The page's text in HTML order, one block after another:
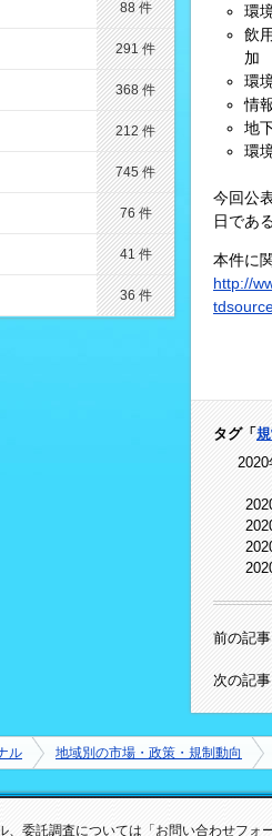
環
飲
加
環
情
地
環
今回公
日であ
本件に
http://
タグ「
2020
前の記事
次の記事
88 件
291 件
368 件
212 件
745 件
76 件
41 件
36 件
ル 地域別の市場・政策・規制動向
、委託調査については「お問い合わせフォ